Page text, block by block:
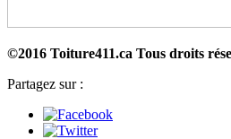
©2016 Toiture411.ca Tous droits
Partagez sur :